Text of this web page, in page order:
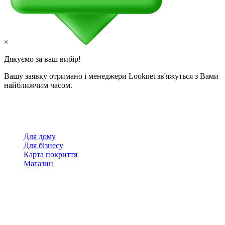
×
Дякуємо за ваш вибір!
Вашу заявку отримано і менеджери Looknet зв'яжуться з Вами
найближчим часом.
Для дому
Для бізнесу
Карта покриття
Магазин